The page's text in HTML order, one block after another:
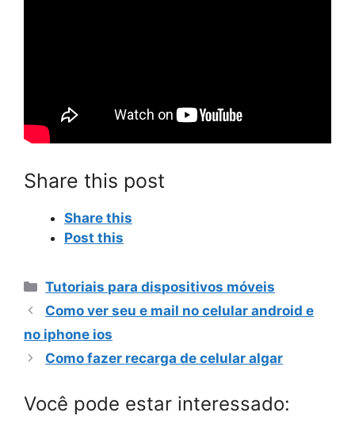
Share this post
Share this
Post this
Categorias
Tutoriais para dispositivos móveis
Como ver seu e mail no celular android e
no iphone ios
Como fazer recarga de celular algar
Você pode estar interessado: